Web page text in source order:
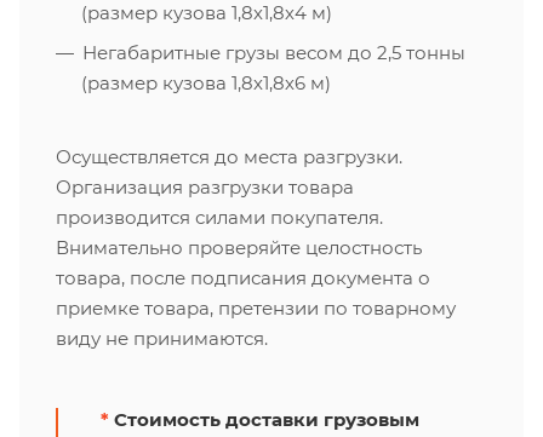
(размер кузова 1,8х1,8х4 м)
Негабаритные грузы весом до 2,5 тонны
(размер кузова 1,8х1,8х6 м)
Осуществляется до места разгрузки.
Организация разгрузки товара
производится силами покупателя.
Внимательно проверяйте целостность
товара, после подписания документа о
приемке товара, претензии по товарному
виду не принимаются.
* Стоимость доставки грузовым